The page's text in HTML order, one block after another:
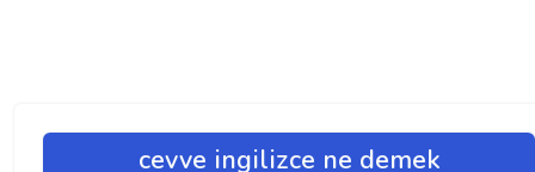
cevve ingilizce ne demek